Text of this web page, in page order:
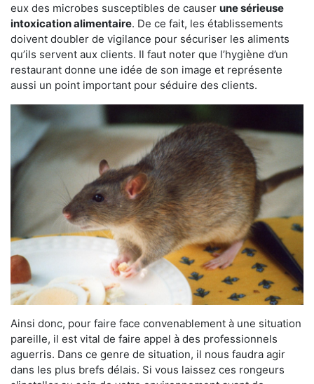
eux des microbes susceptibles de causer une sérieuse
intoxication alimentaire. De ce fait, les établissements
doivent doubler de vigilance pour sécuriser les aliments
qu’ils servent aux clients. Il faut noter que l’hygiène d’un
restaurant donne une idée de son image et représente
aussi un point important pour séduire des clients.
Ainsi donc, pour faire face convenablement à une situation
pareille, il est vital de faire appel à des professionnels
aguerris. Dans ce genre de situation, il nous faudra agir
dans les plus brefs délais. Si vous laissez ces rongeurs